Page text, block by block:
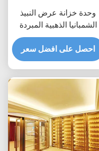
وحدة خزانة عرض النبيذ
الشمبانيا الذهبية المبردة
ASTM 316L ISO 300 *
160 سم
احصل على افضل سعر